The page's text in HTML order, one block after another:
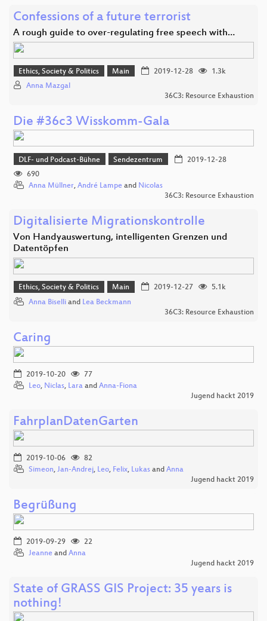
Confessions of a future terrorist
A rough guide to over-regulating free speech with…
Ethics, Society & Politics Main 2019-12-28
1.3k
Anna Mazgal
36C3: Resource Exhaustion
Die #36c3 Wisskomm-Gala
DLF- und Podcast-Bühne Sendezentrum
2019-12-28
690
Anna Müllner, André Lampe and Nicolas
36C3: Resource Exhaustion
Digitalisierte Migrationskontrolle
Von Handyauswertung, intelligenten Grenzen und
Datentöpfen
Ethics, Society & Politics Main 2019-12-27
5.1k
Anna Biselli and Lea Beckmann
36C3: Resource Exhaustion
Caring
2019-10-20
77
Leo, Niclas, Lara and Anna-Fiona
Jugend hackt 2019
FahrplanDatenGarten
2019-10-06
82
Simeon, Jan-Andrej, Leo, Felix, Lukas and Anna
Jugend hackt 2019
Begrüßung
2019-09-29
22
Jeanne and Anna
Jugend hackt 2019
State of GRASS GIS Project: 35 years is
nothing!